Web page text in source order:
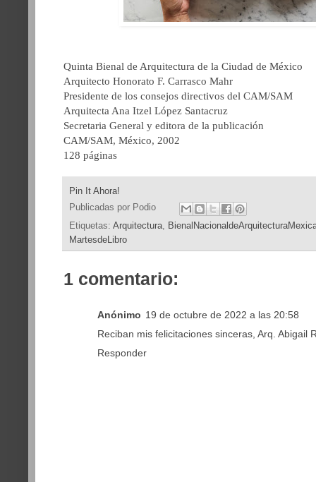
Quinta Bienal de Arquitectura de la Ciudad de México
Arquitecto Honorato F. Carrasco Mahr
Presidente de los consejos directivos del CAM/SAM
Arquitecta Ana Itzel López Santacruz
Secretaria General y editora de la publicación
CAM/SAM, México, 2002
128 páginas
Pin It Ahora!
Publicadas por Podio
Etiquetas: Arquitectura
MartesdeLibro
1 comentario:
Anónimo 19 de octubre de 2022 a las 20:58
Reciban mis felicitaciones sinceras, Arq. Abigail
Responder